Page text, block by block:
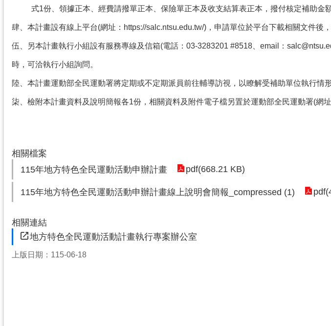
式1份、領據正本、經費請撥單正本、保險單正本及收支結算表正本，撥付核定補助金
肆、本計畫設有線上平台(網址：https://salc.ntsu.edu.tw/)，申請單位於平台下載相關文件後
伍、另本計畫執行小組設有服務專線及信箱(電話：03-3283201 #8518、email：
時，可洽執行小組詢問。
陸、本計畫運動部全民運動署將定期或不定期派員前往輔導訪視，以瞭解受補助單位執行情
柒、檢附本計畫資料及說明簡報各1份，相關資料及附件電子檔另置於運動部全民運動署(網
相關檔案
115年地方特色全民運動活動申辦計畫
pdf(668.21 KB)
115年地方特色全民運動活動申辦計畫線上說明會簡報_compressed (1)
相關連結
地方特色全民運動活動計畫執行專案辦公室
上版日期：115-06-18